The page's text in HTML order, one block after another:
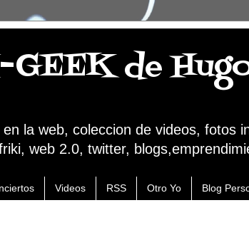
de
la web, coleccion de videos, fotos
web 2.0, twitter,
Videos RSS Otro Yo Blog